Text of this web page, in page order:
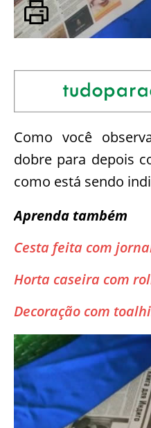
Como você
dobre para depois
como está sendo
Aprenda também
Cesta feita com
Horta caseira com
Decoração com